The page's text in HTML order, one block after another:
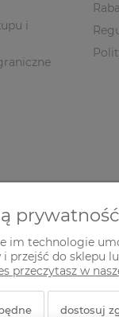
i
Wszelkie
prywatność
im technologie
przejść do sklepu
przeczytasz w
dostosuj